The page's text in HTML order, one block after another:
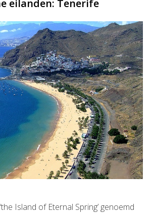
eilanden: Tenerife
Island of Eternal Spring’ genoemd